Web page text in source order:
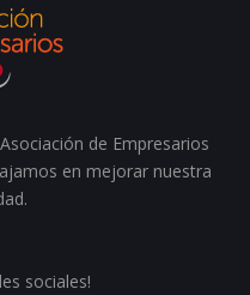
de Empresarios
en mejorar nuestra
sociales!